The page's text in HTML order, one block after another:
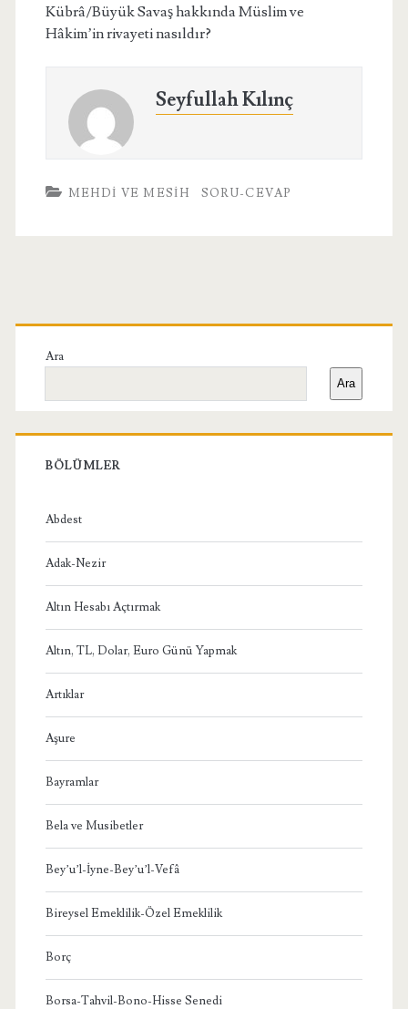
Kübrâ/Büyük Savaş hakkında Müslim ve
Hâkim’in rivayeti nasıldır?
Seyfullah Kılınç
MEHDI VE MESIH SORU-CEVAP
Birincil
Yan
Menü
Ara
Ara
BÖLÜMLER
Abdest
Adak-Nezir
Altın Hesabı Açtırmak
Altın, TL, Dolar, Euro Günü Yapmak
Artıklar
Aşure
Bayramlar
Bela ve Musibetler
Bey’u’l-İyne-Bey’u’l-Vefâ
Bireysel Emeklilik-Özel Emeklilik
Borç
Borsa-Tahvil-Bono-Hisse Senedi